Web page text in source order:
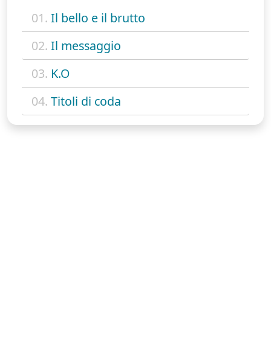
01. Il bello e il brutto
02. Il messaggio
03. K.O
04. Titoli di coda